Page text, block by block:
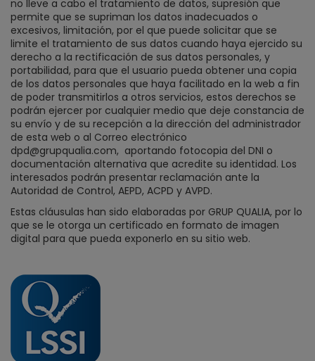
no lleve a cabo el tratamiento de datos, supresión que
permite que se supriman los datos inadecuados o
excesivos, limitación, por el que puede solicitar que se
limite el tratamiento de sus datos cuando haya ejercido su
derecho a la rectificación de sus datos personales, y
portabilidad, para que el usuario pueda obtener una copia
de los datos personales que haya facilitado en la web a fin
de poder transmitirlos a otros servicios, estos derechos se
podrán ejercer por cualquier medio que deje constancia de
su envío y de su recepción a la dirección del administrador
de esta web o al Correo electrónico
dpd@grupqualia.com, aportando fotocopia del DNI o
documentación alternativa que acredite su identidad. Los
interesados podrán presentar reclamación ante la
Autoridad de Control, AEPD, ACPD y AVPD.
Estas cláusulas han sido elaboradas por GRUP QUALIA, por lo
que se le otorga un certificado en formato de imagen
digital para que pueda exponerlo en su sitio web.